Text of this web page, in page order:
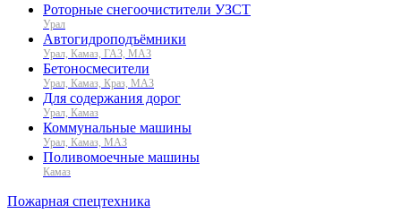
Роторные снегоочистители УЗСТ
Урал
Автогидроподъёмники
Урал, Камаз, ГАЗ, МАЗ
Бетоносмесители
Урал, Камаз, Краз, МАЗ
Для содержания дорог
Урал, Камаз
Коммунальные машины
Урал, Камаз, МАЗ
Поливомоечные машины
Камаз
Пожарная спецтехника